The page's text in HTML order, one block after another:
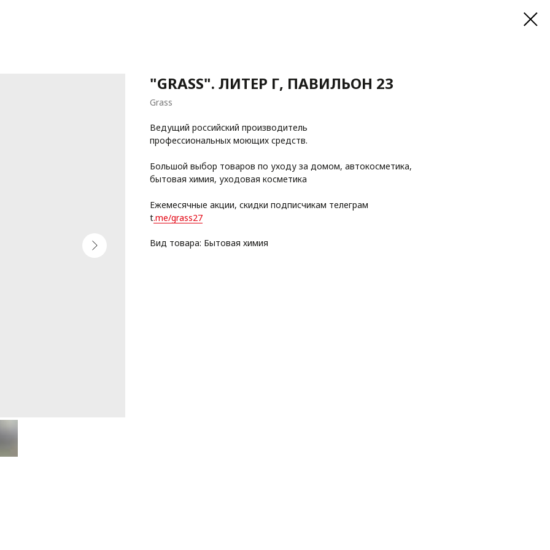
"GRASS". ЛИТЕР Г, ПАВИЛЬОН 23
Grass
Ведущий российский производитель
профессиональных моющих средств.
Большой выбор товаров по уходу за домом, автокосметика,
бытовая химия, уходовая косметика
Ежемесячные акции, скидки подписчикам телеграм
t.me/grass27
Вид товара: Бытовая химия